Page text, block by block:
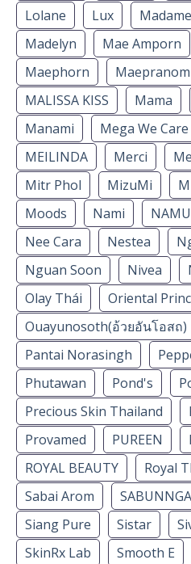
Lolane
Lux
Madelyn
Mae Amporn
Maephorn
MALISSA KISS
Mama
Manami
Mega We Care
MEILINDA
Merci
Mitr Phol
MizuMi
Moods
Nami
Nee Cara
Nestea
Nguan Soon
Nivea
Olay Thái
Oriental
Ouayunosoth(อ้วยอันโอสถ)
Pantai Norasingh
Phutawan
Pond's
Precious Skin Thailand
Provamed
PUREEN
ROYAL BEAUTY
Royal
Sabai Arom
SABUNNGA
Siang Pure
Sistar
SkinRx Lab
Smooth E